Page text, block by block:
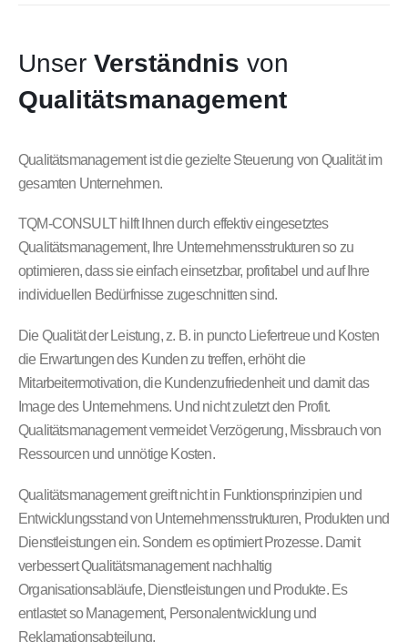
Unser Verständnis von
Qualitätsmanagement
Qualitätsmanagement ist die gezielte Steuerung von Qualität im
gesamten Unternehmen.
TQM-CONSULT hilft Ihnen durch effektiv eingesetztes
Qualitätsmanagement, Ihre Unternehmensstrukturen so zu
optimieren, dass sie einfach einsetzbar, profitabel und auf Ihre
individuellen Bedürfnisse zugeschnitten sind.
Die Qualität der Leistung, z. B. in puncto Liefertreue und Kosten
die Erwartungen des Kunden zu treffen, erhöht die
Mitarbeitermotivation, die Kundenzufriedenheit und damit das
Image des Unternehmens. Und nicht zuletzt den Profit.
Qualitätsmanagement vermeidet Verzögerung, Missbrauch von
Ressourcen und unnötige Kosten.
Qualitätsmanagement greift nicht in Funktionsprinzipien und
Entwicklungsstand von Unternehmensstrukturen, Produkten und
Dienstleistungen ein. Sondern es optimiert Prozesse. Damit
verbessert Qualitätsmanagement nachhaltig
Organisationsabläufe, Dienstleistungen und Produkte. Es
entlastet so Management, Personalentwicklung und
Reklamationsabteilung.